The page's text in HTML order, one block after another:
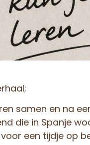
samen en na
die in Spanje
een tijdje op